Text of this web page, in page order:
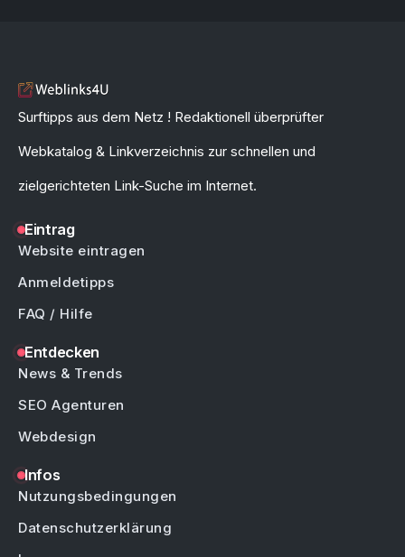
Surftipps aus dem Netz ! Redaktionell überprüfter
Webkatalog & Linkverzeichnis zur schnellen und
zielgerichteten Link-Suche im Internet.
Eintrag
Website eintragen
Anmeldetipps
FAQ / Hilfe
Entdecken
News & Trends
SEO Agenturen
Webdesign
Infos
Nutzungsbedingungen
Datenschutzerklärung